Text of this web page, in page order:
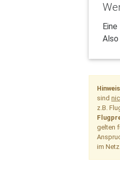
Also
sind
z.B.
gelten
im Netz.